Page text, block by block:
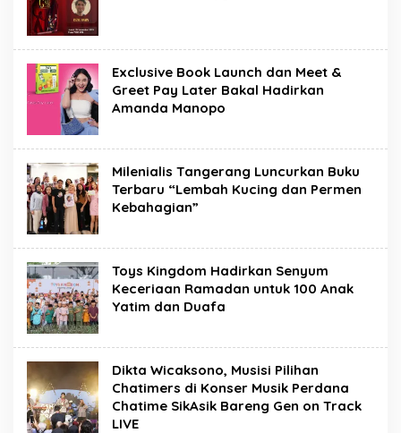
Exclusive Book Launch dan Meet &
Greet Pay Later Bakal Hadirkan
Amanda Manopo
Milenialis Tangerang Luncurkan Buku
Terbaru “Lembah Kucing dan Permen
Kebahagian”
Toys Kingdom Hadirkan Senyum
Keceriaan Ramadan untuk 100 Anak
Yatim dan Duafa
Dikta Wicaksono, Musisi Pilihan
Chatimers di Konser Musik Perdana
Chatime SikAsik Bareng Gen on Track
LIVE